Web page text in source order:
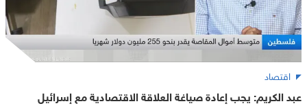
اقتصاد
عبد الكريم: يجب إعادة صياغة العلاقة الاقتصادية مع إسرائيل